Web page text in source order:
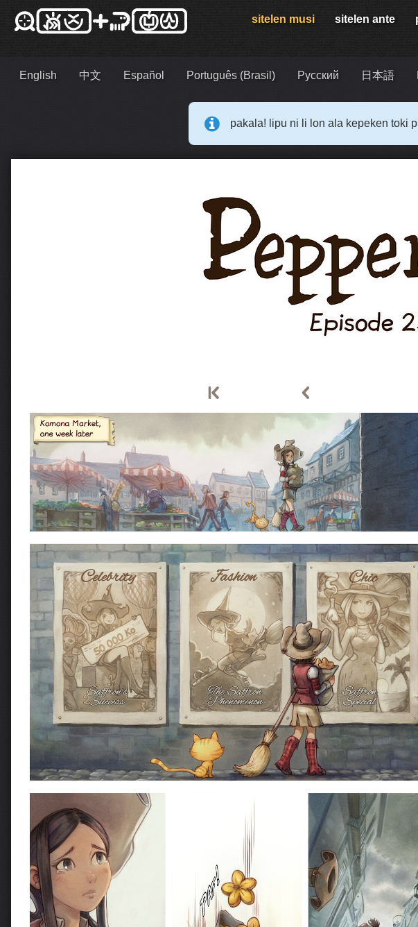
sitelen musi sitelen ante
English 中文 Español Português (Brasil) Русский 日本語
pakala! lipu ni li lon ala kepeken toki